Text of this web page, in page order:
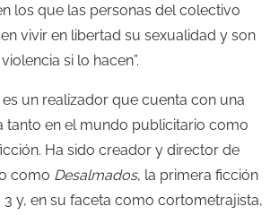
los que las personas del colectivo
vivir en libertad su sexualidad y son
si lo hacen”.
es un realizador que cuenta con una
tanto en el mundo publicitario como
Ha sido creador y director de
como Desalmados, la primera ficción
3 y, en su faceta como cortometrajista,